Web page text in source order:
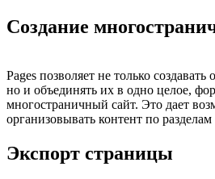
Создание
Pages позволяет не только
но и объединять их в одно целое,
многостраничный сайт. Это дает
организовывать контент по
Экспорт страницы